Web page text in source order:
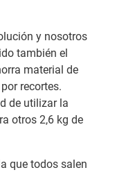
y nosotros
también el
material de
recortes.
de utilizar la
otros 2,6 kg de
que todos salen